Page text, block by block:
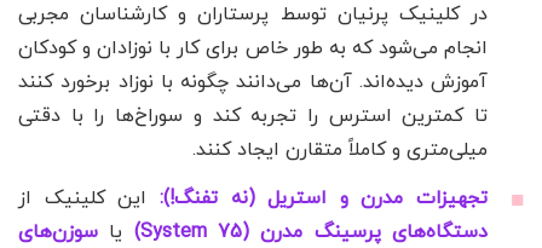
در کلینیک پرنیان توسط پرستاران و کارشناسان مجربی
انجام می‌شود که به طور خاص برای کار با نوزادان و کودکان
آموزش دیده‌اند. آن‌ها می‌دانند چگونه با نوزاد برخورد کنند
تا کمترین استرس را تجربه کند و سوراخ‌ها را با دقتی
میلی‌متری و کاملاً متقارن ایجاد کنند.
تجهیزات مدرن و استریل (نه تفنگ!): این کلینیک از
دستگاه‌های پرسینگ مدرن (System 75)
یا سوزن‌های